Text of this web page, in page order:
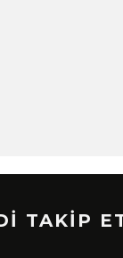
TAKİP